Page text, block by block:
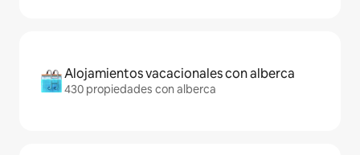
Alojamientos vacacionales con alberca
430 propiedades con alberca